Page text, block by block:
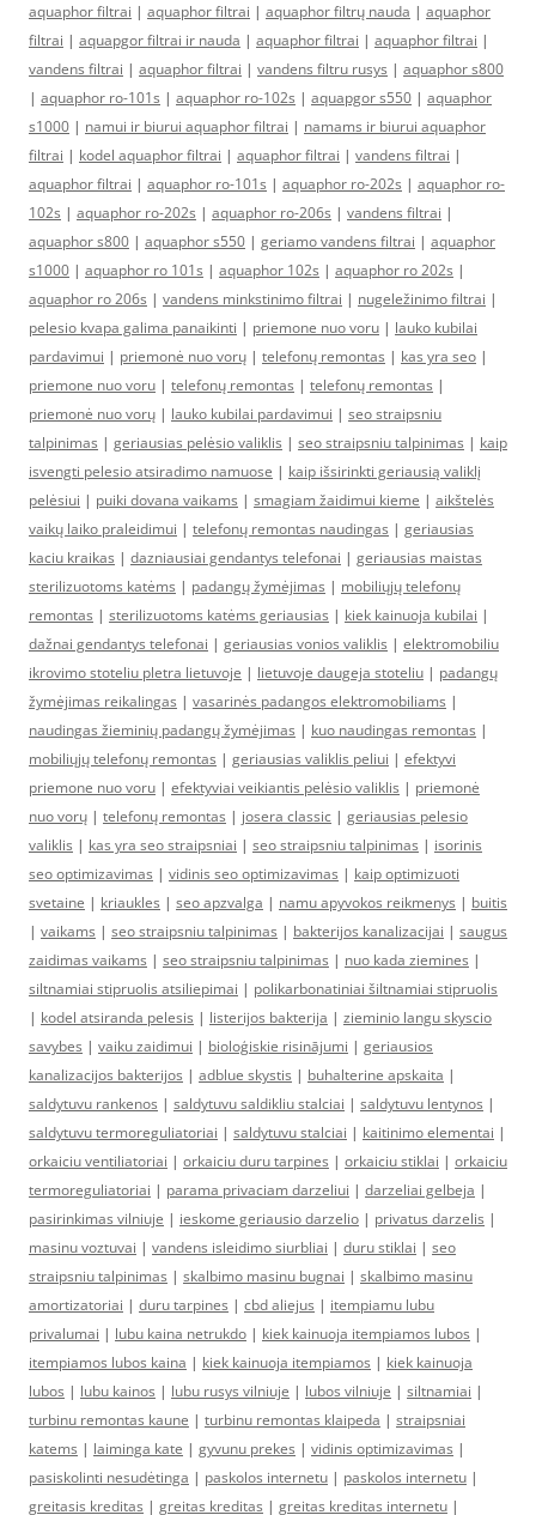
aquaphor filtrai | aquaphor filtrai | aquaphor filtrų nauda | aquaphor
filtrai | aquapgor filtrai ir nauda | aquaphor filtrai | aquaphor filtrai |
vandens filtrai | aquaphor filtrai | vandens filtru rusys | aquaphor s800
| aquaphor ro-101s | aquaphor ro-102s | aquapgor s550 | aquaphor
s1000 | namui ir biurui aquaphor filtrai | namams ir biurui aquaphor
filtrai | kodel aquaphor filtrai | aquaphor filtrai | vandens filtrai |
aquaphor filtrai | aquaphor ro-101s | aquaphor ro-202s | aquaphor ro-
102s | aquaphor ro-202s | aquaphor ro-206s | vandens filtrai |
aquaphor s800 | aquaphor s550 | geriamo vandens filtrai | aquaphor
s1000 | aquaphor ro 101s | aquaphor 102s | aquaphor ro 202s |
aquaphor ro 206s | vandens minkstinimo filtrai | nugeležinimo filtrai |
pelesio kvapa galima panaikinti | priemone nuo voru | lauko kubilai
pardavimui | priemonė nuo vorų | telefonų remontas | kas yra seo |
priemone nuo voru | telefonų remontas | telefonų remontas |
priemonė nuo vorų | lauko kubilai pardavimui | seo straipsniu
talpinimas | geriausias pelėsio valiklis | seo straipsniu talpinimas | kaip
isvengti pelesio atsiradimo namuose | kaip išsirinkti geriausią valiklį
pelėsiui | puiki dovana vaikams | smagiam žaidimui kieme | aikštelės
vaikų laiko praleidimui | telefonų remontas naudingas | geriausias
kaciu kraikas | dazniausiai gendantys telefonai | geriausias maistas
sterilizuotoms katėms | padangų žymėjimas | mobiliųjų telefonų
remontas | sterilizuotoms katėms geriausias | kiek kainuoja kubilai |
dažnai gendantys telefonai | geriausias vonios valiklis | elektromobiliu
ikrovimo stoteliu pletra lietuvoje | lietuvoje daugeja stoteliu | padangų
žymėjimas reikalingas | vasarinės padangos elektromobiliams |
naudingas žieminių padangų žymėjimas | kuo naudingas remontas |
mobiliųjų telefonų remontas | geriausias valiklis peliui | efektyvi
priemone nuo voru | efektyviai veikiantis pelėsio valiklis | priemonė
nuo vorų | telefonų remontas | josera classic | geriausias pelesio
valiklis | kas yra seo straipsniai | seo straipsniu talpinimas | isorinis
seo optimizavimas | vidinis seo optimizavimas | kaip optimizuoti
svetaine | kriaukles | seo apzvalga | namu apyvokos reikmenys | buitis
| vaikams | seo straipsniu talpinimas | bakterijos kanalizacijai | saugus
zaidimas vaikams | seo straipsniu talpinimas | nuo kada ziemines |
siltnamiai stipruolis atsiliepimai | polikarbonatiniai šiltnamiai stipruolis
| kodel atsiranda pelesis | listerijos bakterija | zieminio langu skyscio
savybes | vaiku zaidimui | bioloģiskie risinājumi | geriausios
kanalizacijos bakterijos | adblue skystis | buhalterine apskaita |
saldytuvu rankenos | saldytuvu saldikliu stalciai | saldytuvu lentynos |
saldytuvu termoreguliatoriai | saldytuvu stalciai | kaitinimo elementai |
orkaiciu ventiliatoriai | orkaiciu duru tarpines | orkaiciu stiklai | orkaiciu
termoreguliatoriai | parama privaciam darzeliui | darzeliai gelbeja |
pasirinkimas vilniuje | ieskome geriausio darzelio | privatus darzelis |
masinu voztuvai | vandens isleidimo siurbliai | duru stiklai | seo
straipsniu talpinimas | skalbimo masinu bugnai | skalbimo masinu
amortizatoriai | duru tarpines | cbd aliejus | itempiamu lubu
privalumai | lubu kaina netrukdo | kiek kainuoja itempiamos lubos |
itempiamos lubos kaina | kiek kainuoja itempiamos | kiek kainuoja
lubos | lubu kainos | lubu rusys vilniuje | lubos vilniuje | siltnamiai |
turbinu remontas kaune | turbinu remontas klaipeda | straipsniai
katems | laiminga kate | gyvunu prekes | vidinis optimizavimas |
pasiskolinti nesudėtinga | paskolos internetu | paskolos internetu |
greitasis kreditas | greitas kreditas | greitas kreditas internetu |